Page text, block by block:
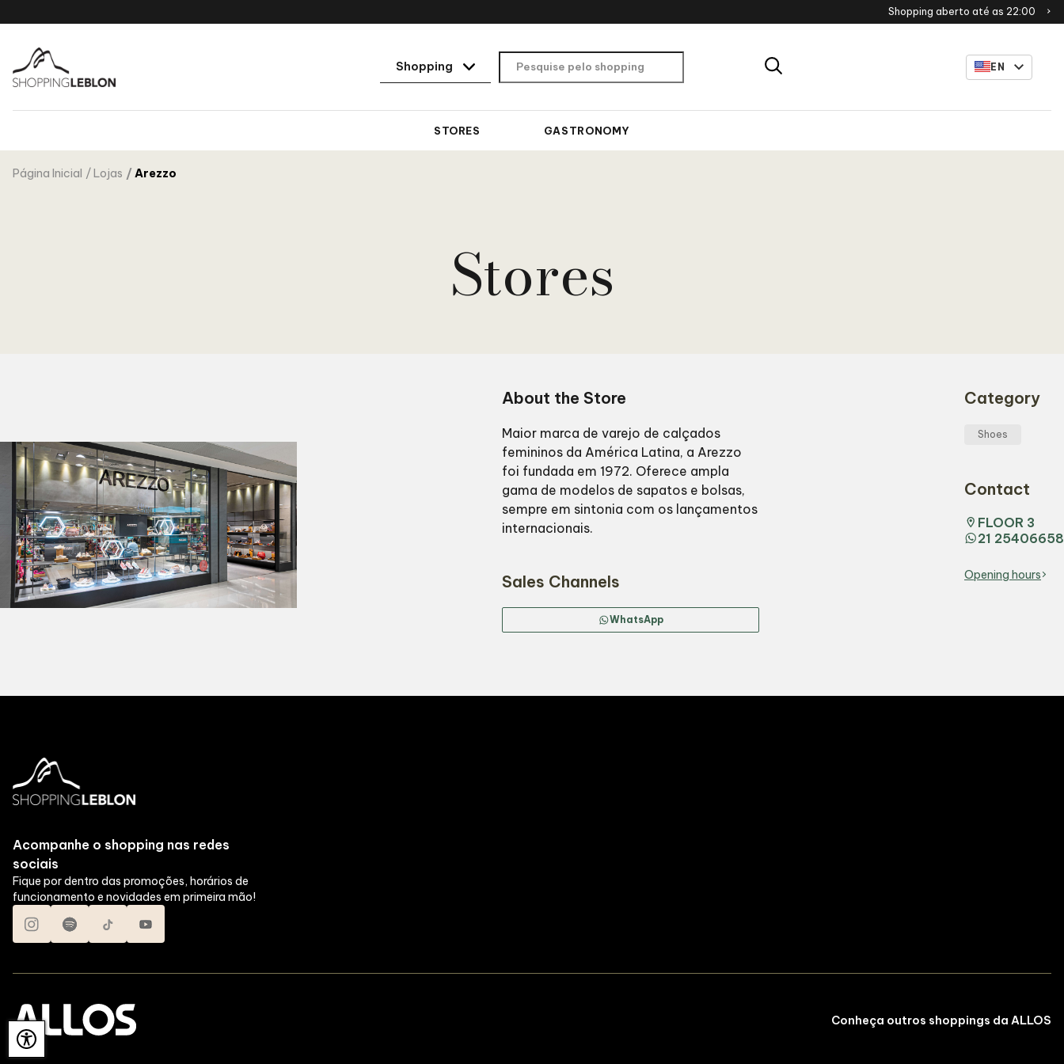
Shopping aberto até as 22:00
EN
STORES GASTRONOMY
Página Inicial Lojas Arezzo
Stores
About the Store
Maior marca de varejo de calçados
femininos da América Latina, a Arezzo
foi fundada em 1972. Oferece ampla
gama de modelos de sapatos e bolsas,
sempre em sintonia com os lançamentos
internacionais.
Sales Channels
WhatsApp
Category
Shoes
Contact
FLOOR 3
21 25406658
Opening hours
Acompanhe o shopping nas redes
sociais
Fique por dentro das promoções, horários de
funcionamento e novidades em primeira mão!
Conheça outros shoppings da ALLOS